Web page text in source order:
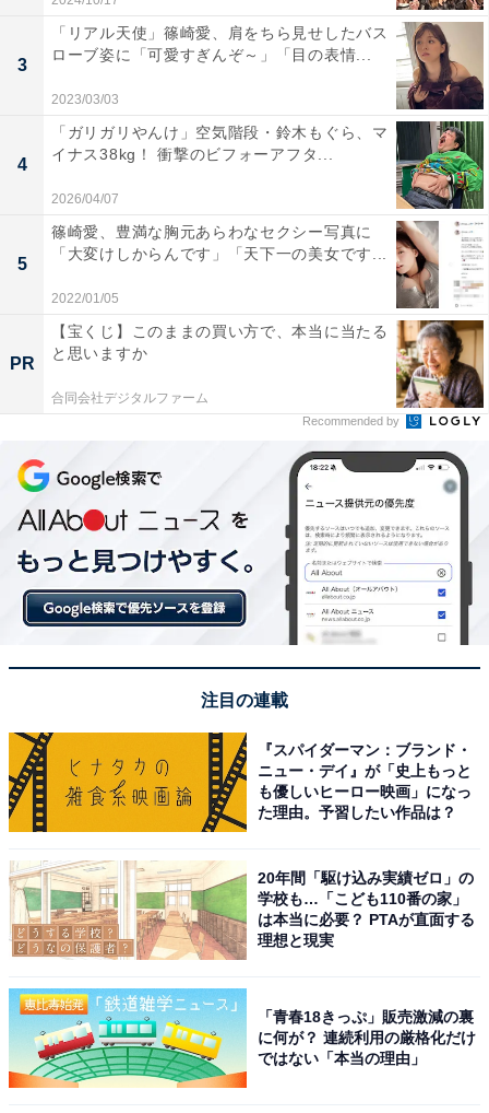
3
「リアル天使」篠崎愛、肩をちら見せしたバス
ローブ姿に「可愛すぎんぞ～」「目の表情...
2023/03/03
4
「ガリガリやんけ」空気階段・鈴木もぐら、マ
イナス38kg！ 衝撃のビフォーアフタ...
2026/04/07
5
篠崎愛、豊満な胸元あらわなセクシー写真に
「大変けしからんです」「天下一の美女です...
2022/01/05
PR
【宝くじ】このままの買い方で、本当に当たる
と思いますか
合同会社デジタルファーム
Recommended by
注目の連載
『スパイダーマン：ブランド・
ニュー・デイ』が「史上もっと
も優しいヒーロー映画」になっ
た理由。予習したい作品は？
20年間「駆け込み実績ゼロ」の
学校も…「こども110番の家」
は本当に必要？ PTAが直面する
理想と現実
「青春18きっぷ」販売激減の裏
に何が？ 連続利用の厳格化だけ
ではない「本当の理由」